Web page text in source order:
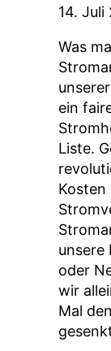
14. Juli
Was
ein
Liste.
unsere
oder
wir
Mal